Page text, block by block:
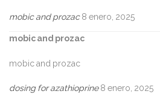
mobic and prozac 8 enero, 2025
mobic and prozac
mobic and prozac
dosing for azathioprine 8 enero, 2025